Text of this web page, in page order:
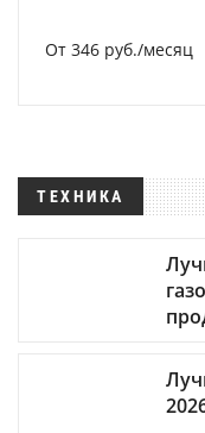
От 346 руб./месяц
ТЕХНИКА